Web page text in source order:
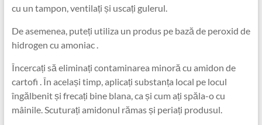
cu un tampon, ventilați și uscați gulerul.
De asemenea, puteți utiliza un produs pe bază de peroxid de
hidrogen cu amoniac .
Încercați să eliminați contaminarea minoră cu amidon de
cartofi . În același timp, aplicați substanța local pe locul
îngălbenit și frecați bine blana, ca și cum ați spăla-o cu
mâinile. Scuturați amidonul rămas și periați produsul.